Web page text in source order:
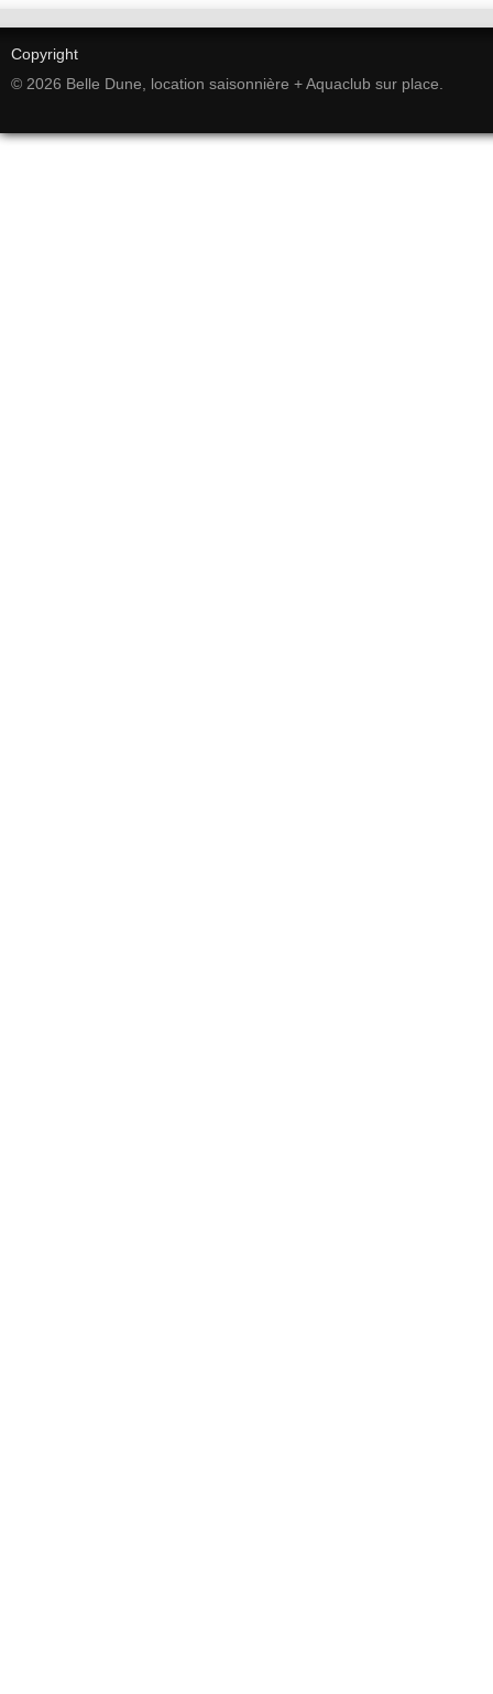
Copyright
© 2026 Belle Dune, location saisonnière + Aquaclub sur place.